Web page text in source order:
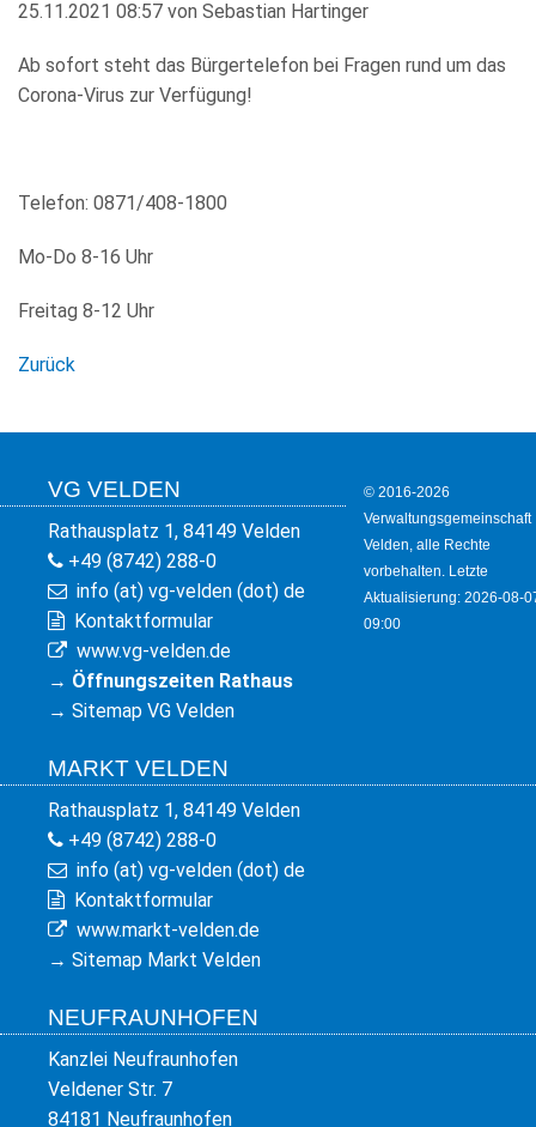
KULTUR + FREIZEIT
WIRTSCHAFT
25.11.2021 08:57 von Sebastian Hartinger
Ab sofort steht das Bürgertelefon bei Fragen rund um das
Corona-Virus zur Verfügung!
Telefon: 0871/408-1800
Mo-Do 8-16 Uhr
Freitag 8-12 Uhr
Zurück
VG VELDEN
Rathausplatz 1, 84149 Velden
+49 (8742) 288-0
info (at) vg-velden (dot) de
Kontaktformular
www.vg-velden.de
→ Öffnungszeiten Rathaus
→ Sitemap VG Velden
MARKT VELDEN
Rathausplatz 1, 84149 Velden
+49 (8742) 288-0
info (at) vg-velden (dot) de
Kontaktformular
www.markt-velden.de
→ Sitemap Markt Velden
NEUFRAUNHOFEN
Kanzlei Neufraunhofen
Veldener Str. 7
84181 Neufraunhofen
© 2016-2026
Verwaltungsgemeinschaft
Velden, alle Rechte
vorbehalten. Letzte
Aktualisierung: 2026-08-
09:00